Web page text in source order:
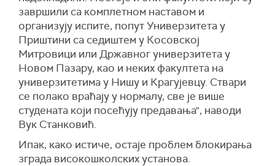
завршили са комплетном наставом и
организују испите, попут Универзитета у
Приштини са седиштем у Косовској
Митровици или Државног универзитета у
Новом Пазару, као и неких факултета на
универзитетима у Нишу и Крагујевцу. Ствари
се полако враћају у нормалу, све је више
студената који посећују предавања", наводи
Вук Станковић.
Ипак, како истиче, остаје проблем блокирања
зграда високошколских установа.